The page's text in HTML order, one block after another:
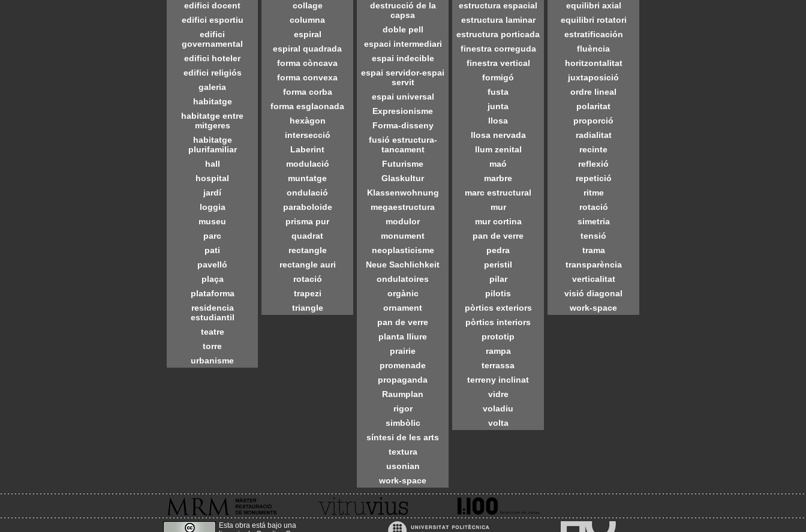
edifici docent
edifici esportiu
edifici
governamental
edifici hoteler
edifici religiós
galeria
habitatge
habitatge entre
mitgeres
habitatge
plurifamiliar
hall
hospital
jardí
loggia
museu
parc
pati
pavelló
plaça
plataforma
residencia
estudiantil
teatre
torre
urbanisme
collage
columna
espiral
espiral quadrada
forma còncava
forma convexa
forma corba
forma esglaonada
hexàgon
intersecció
Laberint
modulació
muntatge
ondulació
paraboloide
prisma pur
quadrat
rectangle
rectangle auri
rotació
trapezi
triangle
destrucció de la
capsa
doble pell
espaci intermediari
espai indecible
espai servidor-espai
servit
espai universal
Expresionisme
Forma-disseny
fusió estructura-
tancament
Futurisme
Glaskultur
Klassenwohnung
megaestructura
modulor
monument
neoplasticisme
Neue Sachlichkeit
ondulatoires
orgànic
ornament
pan de verre
planta lliure
prairie
promenade
propaganda
Raumplan
rigor
simbòlic
síntesi de les arts
textura
usonian
work-space
estructura espacial
estructura laminar
estructura porticada
finestra correguda
finestra vertical
formigó
fusta
junta
llosa
llosa nervada
llum zenital
maó
marbre
marc estructural
mur
mur cortina
pan de verre
pedra
peristil
pilar
pilotis
pòrtics exteriors
pòrtics interiors
prototip
rampa
terrassa
terreny inclinat
vidre
voladiu
volta
equilibri axial
equilibri rotatori
estratificación
fluència
horitzontalitat
juxtaposició
ordre lineal
polaritat
proporció
radialitat
recinte
reflexió
repetició
ritme
rotació
simetria
tensió
trama
transparència
verticalitat
visió diagonal
work-space
Esta obra está bajo una